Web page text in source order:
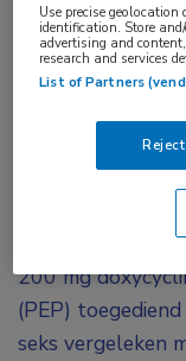
Hoewel het
onbeschermde
bij mannen die
overdracht van
aandoeningen
geval te zijn bij
In een open-
200 mg
(PEP)
seks vergeleken
Use precise
identification. Store
advertising and
research and services
List of Partners